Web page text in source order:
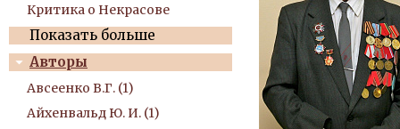
Критика о Некрасове
Показать больше
Авторы
Авсеенко В.Г. (1)
Айхенвальд Ю. И. (1)